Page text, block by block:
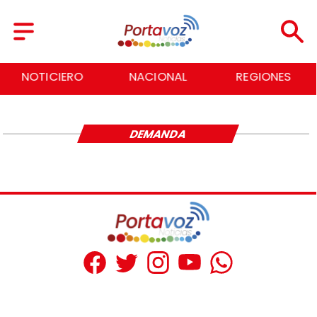
NOTICIERO NACIONAL REGIONES
DEMANDA